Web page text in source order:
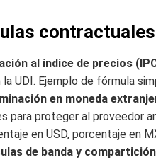
al índice de precios
la UDI. Ejemplo de fórmula
en moneda
para proteger al proveedor
en USD, porcentaje en
de banda y